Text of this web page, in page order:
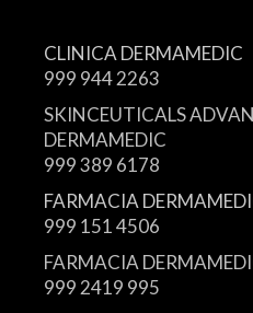
CLINICA DERMAMEDIC
999 944 2263
SKINCEUTICALS
DERMAMEDIC
999 389 6178
FARMACIA
999 151 4506
FARMACIA
999 2419 995